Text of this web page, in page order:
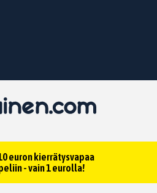
euron kierrätysvapaa
- vain 1 eurolla!